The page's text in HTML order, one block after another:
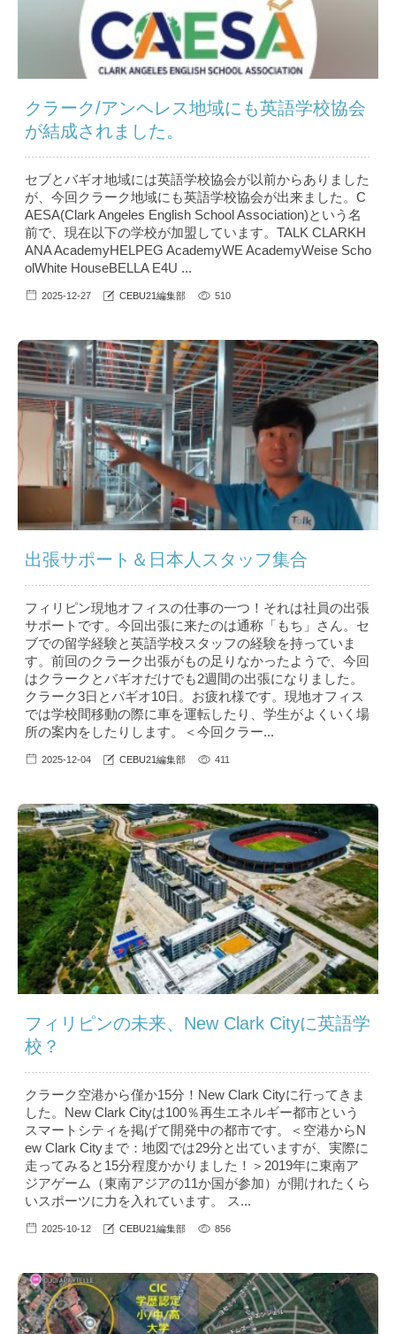
クラーク/アンヘレス地域にも英語学校協会
が結成されました。
セブとバギオ地域には英語学校協会が以前からありました
が、今回クラーク地域にも英語学校協会が出来ました。C
AESA(Clark Angeles English School Association)という名
前で、現在以下の学校が加盟しています。TALK CLARKH
ANA AcademyHELPEG AcademyWE AcademyWeise Scho
olWhite HouseBELLA E4U ...
2025-12-27 CEBU21編集部 510
出張サポート＆日本人スタッフ集合
フィリピン現地オフィスの仕事の一つ！それは社員の出張
サポートです。今回出張に来たのは通称「もち」さん。セ
ブでの留学経験と英語学校スタッフの経験を持っていま
す。前回のクラーク出張がもの足りなかったようで、今回
はクラークとバギオだけでも2週間の出張になりました。
クラーク3日とバギオ10日。お疲れ様です。現地オフィス
では学校間移動の際に車を運転したり、学生がよくいく場
所の案内をしたりします。＜今回クラー...
2025-12-04 CEBU21編集部 411
フィリピンの未来、New Clark Cityに英語学
校？
クラーク空港から僅か15分！New Clark Cityに行ってきま
した。New Clark Cityは100％再生エネルギー都市という
スマートシティを掲げて開発中の都市です。＜空港からN
ew Clark Cityまで：地図では29分と出ていますが、実際に
走ってみると15分程度かかりました！＞2019年に東南ア
ジアゲーム（東南アジアの11か国が参加）が開けれたくら
いスポーツに力を入れています。 ス...
2025-10-12 CEBU21編集部 856